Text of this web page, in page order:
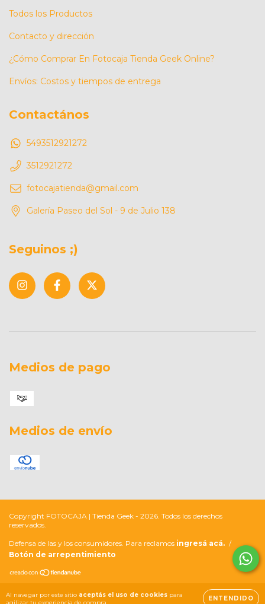
Al navegar por este sitio aceptás el uso de cookies para
agilizar tu experiencia de compra.
ENTENDIDO
Todos los Productos
Contacto y dirección
¿Cómo Comprar En Fotocaja Tienda Geek Online?
Envíos: Costos y tiempos de entrega
Contactános
5493512921272
3512921272
fotocajatienda@gmail.com
Galería Paseo del Sol - 9 de Julio 138
Seguinos ;)
Medios de pago
Medios de envío
Copyright FOTOCAJA | Tienda Geek - 2026. Todos los derechos
reservados.
Defensa de las y los consumidores. Para reclamos ingresá acá. /
Botón de arrepentimiento